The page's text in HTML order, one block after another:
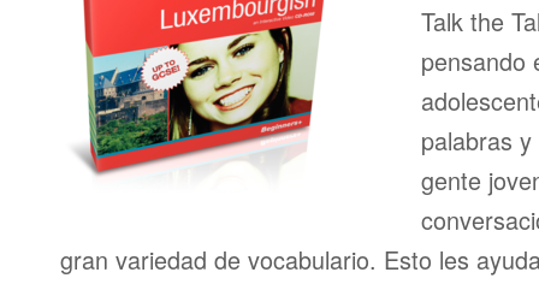
Talk the
pensando
palabras
gente
gran variedad de vocabulario. Esto les